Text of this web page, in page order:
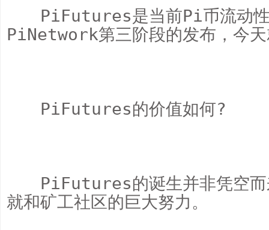
PiFutures是当前Pi币流动性
PiNetwork第三阶段的发布，今
PiFutures的价值如何?
PiFutures的诞生并非凭空而
就和矿工社区的巨大努力。